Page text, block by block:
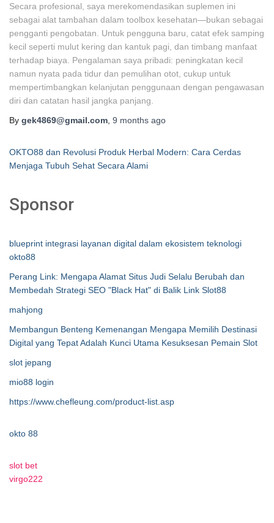
Secara profesional, saya merekomendasikan suplemen ini
sebagai alat tambahan dalam toolbox kesehatan—bukan sebagai
pengganti pengobatan. Untuk pengguna baru, catat efek samping
kecil seperti mulut kering dan kantuk pagi, dan timbang manfaat
terhadap biaya. Pengalaman saya pribadi: peningkatan kecil
namun nyata pada tidur dan pemulihan otot, cukup untuk
mempertimbangkan kelanjutan penggunaan dengan pengawasan
diri dan catatan hasil jangka panjang.
By gek4869@gmail.com 9 months ago
OKTO88 dan Revolusi Produk Herbal Modern: Cara Cerdas
Menjaga Tubuh Sehat Secara Alami
Sponsor
blueprint integrasi layanan digital dalam ekosistem teknologi
okto88
Perang Link: Mengapa Alamat Situs Judi Selalu Berubah dan
Membedah Strategi SEO "Black Hat" di Balik Link Slot88
mahjong
Membangun Benteng Kemenangan Mengapa Memilih Destinasi
Digital yang Tepat Adalah Kunci Utama Kesuksesan Pemain Slot
slot jepang
mio88 login
https://www.chefleung.com/product-list.asp
okto 88
slot bet
virgo222